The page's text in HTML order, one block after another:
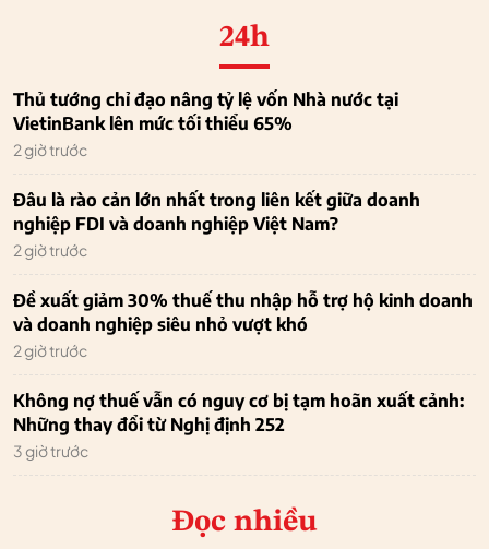
24h
Thủ tướng chỉ đạo nâng tỷ lệ vốn Nhà nước tại
VietinBank lên mức tối thiểu 65%
2 giờ trước
Đâu là rào cản lớn nhất trong liên kết giữa doanh
nghiệp FDI và doanh nghiệp Việt Nam?
2 giờ trước
Đề xuất giảm 30% thuế thu nhập hỗ trợ hộ kinh doanh
và doanh nghiệp siêu nhỏ vượt khó
2 giờ trước
Không nợ thuế vẫn có nguy cơ bị tạm hoãn xuất cảnh:
Những thay đổi từ Nghị định 252
3 giờ trước
Đọc nhiều